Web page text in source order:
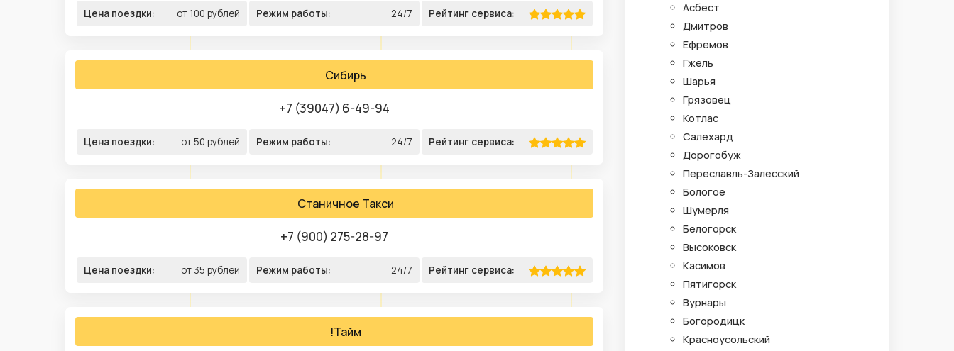
Цена поездки: от 100 рублей Режим работы: 24/7 Рейтинг сервиса:
Сибирь
+7 (39047) 6-49-94
Цена поездки: от 50 рублей Режим работы: 24/7 Рейтинг сервиса:
Станичное Такси
+7 (900) 275-28-97
Цена поездки: от 35 рублей Режим работы: 24/7 Рейтинг сервиса:
!Тайм
Асбест
Дмитров
Ефремов
Гжель
Шарья
Грязовец
Котлас
Салехард
Дорогобуж
Переславль-Залесский
Бологое
Шумерля
Белогорск
Высоковск
Касимов
Пятигорск
Вурнары
Богородицк
Красноусольский